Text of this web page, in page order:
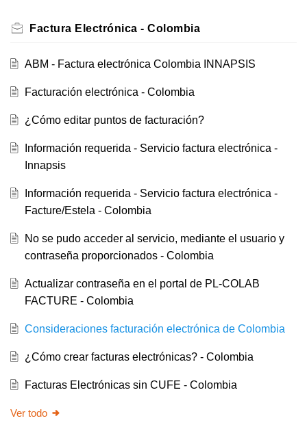
Factura Electrónica - Colombia
ABM - Factura electrónica Colombia INNAPSIS
Facturación electrónica - Colombia
¿Cómo editar puntos de facturación?
Información requerida - Servicio factura electrónica -
Innapsis
Información requerida - Servicio factura electrónica -
Facture/Estela - Colombia
No se pudo acceder al servicio, mediante el usuario y
contraseña proporcionados - Colombia
Actualizar contraseña en el portal de PL-COLAB
FACTURE - Colombia
Consideraciones facturación electrónica de Colombia
¿Cómo crear facturas electrónicas? - Colombia
Facturas Electrónicas sin CUFE - Colombia
Ver todo